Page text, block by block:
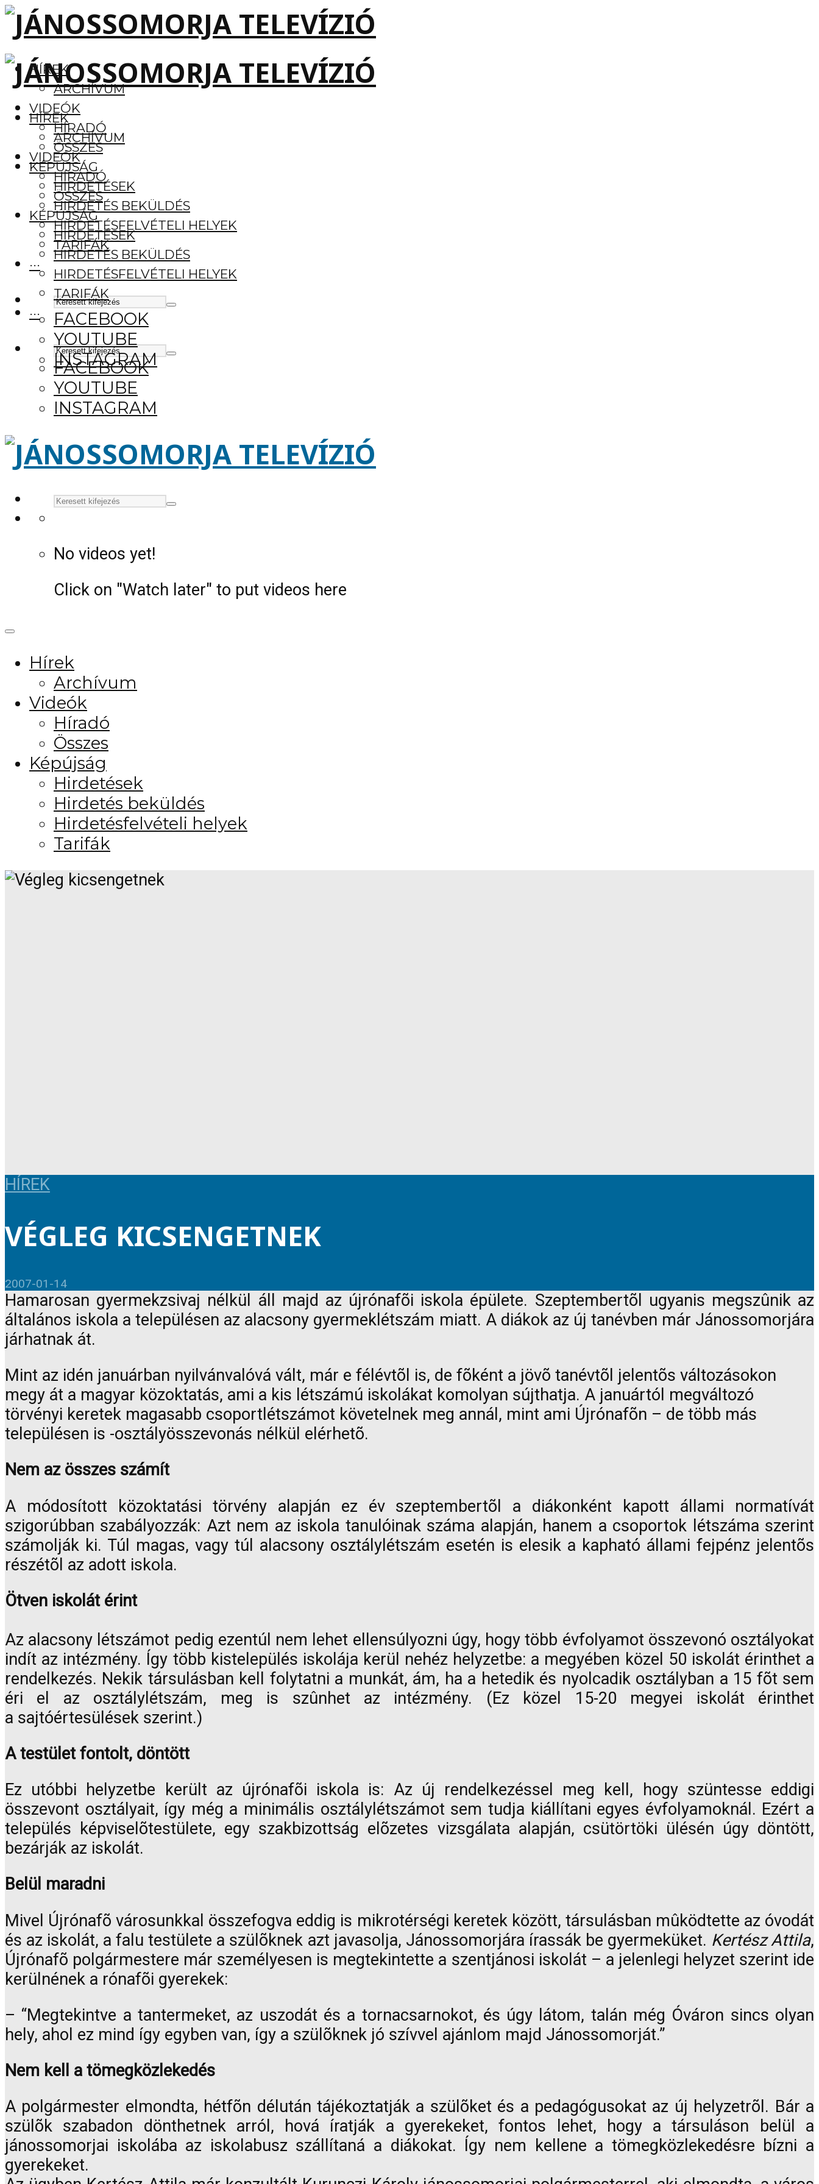
HÍREK
ARCHÍVUM
VIDEÓK
HÍRADÓ
ÖSSZES
KÉPÚJSÁG
HIRDETÉSEK
HIRDETÉS BEKÜLDÉS
HIRDETÉSFELVÉTELI HELYEK
TARIFÁK
···
FACEBOOK
YOUTUBE
INSTAGRAM
HÍREK
ARCHÍVUM
VIDEÓK
HÍRADÓ
ÖSSZES
KÉPÚJSÁG
HIRDETÉSEK
HIRDETÉS BEKÜLDÉS
HIRDETÉSFELVÉTELI HELYEK
TARIFÁK
···
FACEBOOK
YOUTUBE
INSTAGRAM
No videos yet!
Click on "Watch later" to put videos here
Hírek
Archívum
Videók
Híradó
Összes
Képújság
Hirdetések
Hirdetés beküldés
Hirdetésfelvételi helyek
Tarifák
HÍREK
VÉGLEG KICSENGETNEK
2007-01-14
Hamarosan gyermekzsivaj nélkül áll majd az újrónafõi iskola épülete. Szeptembertõl ugyanis megszûnik az
általános iskola a településen az alacsony gyermeklétszám miatt. A diákok az új tanévben már Jánossomorjára
járhatnak át.
Mint az idén januárban nyilvánvalóvá vált, már e félévtõl is, de fõként a jövõ tanévtõl jelentõs változásokon
megy át a magyar közoktatás, ami a kis létszámú iskolákat komolyan sújthatja. A januártól megváltozó
törvényi keretek magasabb csoportlétszámot követelnek meg annál, mint ami Újrónafõn – de több más
településen is -osztályösszevonás nélkül elérhetõ.
Nem az összes számít
A módosított közoktatási törvény alapján ez év szeptembertõl a diákonként kapott állami normatívát
szigorúbban szabályozzák: Azt nem az iskola tanulóinak száma alapján, hanem a csoportok létszáma szerint
számolják ki. Túl magas, vagy túl alacsony osztálylétszám esetén is elesik a kapható állami fejpénz jelentõs
részétõl az adott iskola.
Ötven iskolát érint
Az alacsony létszámot pedig ezentúl nem lehet ellensúlyozni úgy, hogy több évfolyamot összevonó osztályokat
indít az intézmény. Így több kistelepülés iskolája kerül nehéz helyzetbe: a megyében közel 50 iskolát érinthet a
rendelkezés. Nekik társulásban kell folytatni a munkát, ám, ha a hetedik és nyolcadik osztályban a 15 fõt sem
éri el az osztálylétszám, meg is szûnhet az intézmény. (Ez közel 15-20 megyei iskolát érinthet
a sajtóértesülések szerint.)
A testület fontolt, döntött
Ez utóbbi helyzetbe került az újrónafõi iskola is: Az új rendelkezéssel meg kell, hogy szüntesse eddigi
összevont osztályait, így még a minimális osztálylétszámot sem tudja kiállítani egyes évfolyamoknál. Ezért a
település képviselõtestülete, egy szakbizottság elõzetes vizsgálata alapján, csütörtöki ülésén úgy döntött,
bezárják az iskolát.
Belül maradni
Mivel Újrónafõ városunkkal összefogva eddig is mikrotérségi keretek között, társulásban mûködtette az óvodát
és az iskolát, a falu testülete a szülõknek azt javasolja, Jánossomorjára írassák be gyermeküket. Kertész Attila,
Újrónafõ polgármestere már személyesen is megtekintette a szentjánosi iskolát – a jelenlegi helyzet szerint ide
kerülnének a rónafõi gyerekek:
– “Megtekintve a tantermeket, az uszodát és a tornacsarnokot, és úgy látom, talán még Óváron sincs olyan
hely, ahol ez mind így egyben van, így a szülõknek jó szívvel ajánlom majd Jánossomorját.”
Nem kell a tömegközlekedés
A polgármester elmondta, hétfõn délután tájékoztatják a szülõket és a pedagógusokat az új helyzetrõl. Bár a
szülõk szabadon dönthetnek arról, hová íratják a gyerekeket, fontos lehet, hogy a társuláson belül a
jánossomorjai iskolába az iskolabusz szállítaná a diákokat. Így nem kellene a tömegközlekedésre bízni a
gyerekeket.